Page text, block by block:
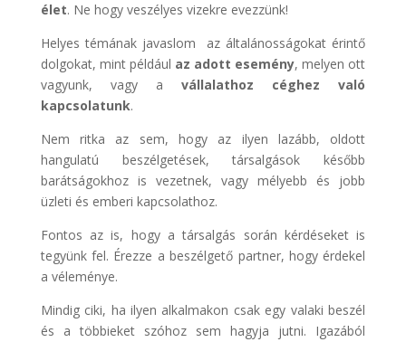
élet. Ne hogy veszélyes vizekre evezzünk!
Helyes témának javaslom az általánosságokat érintő
dolgokat, mint például az adott esemény, melyen ott
vagyunk, vagy avállalathoz céghez való
kapcsolatunk.
Nem ritka az sem, hogy az ilyen lazább, oldott
hangulatú beszélgetések, társalgások később
barátságokhoz is vezetnek, vagy mélyebb és jobb
üzleti és emberi kapcsolathoz.
Fontos az is, hogy a társalgás során kérdéseket is
tegyünk fel. Érezze a beszélgető partner, hogy érdekel
a véleménye.
Mindig ciki, ha ilyen alkalmakon csak egy valaki beszél
és a többieket szóhoz sem hagyja jutni. Igazából